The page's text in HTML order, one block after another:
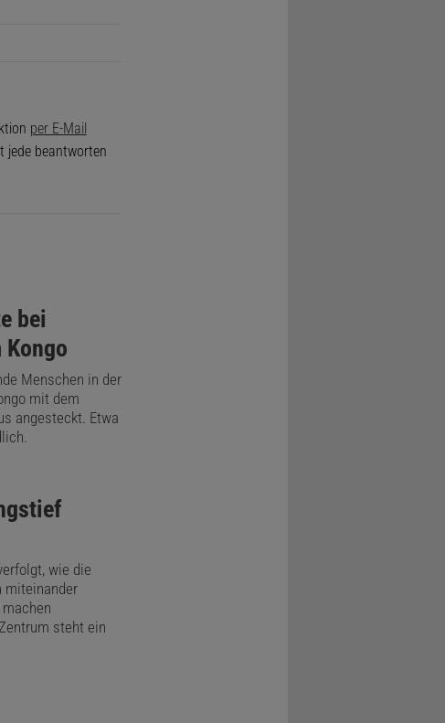
per E-Mail
jede beantworten
bei
Menschen in der
mit dem
angesteckt. Etwa
wie die
miteinander
steht ein